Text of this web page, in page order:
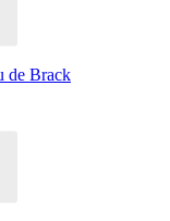
de Brack